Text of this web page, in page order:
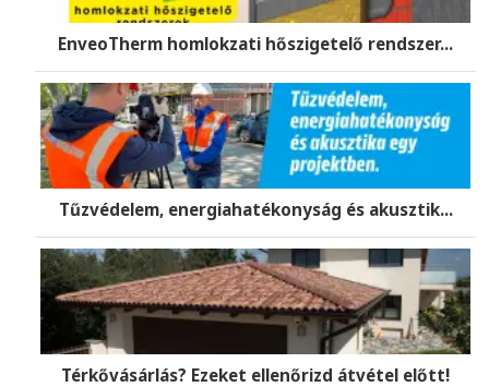
EnveoTherm homlokzati hőszigetelő rendszer...
Tűzvédelem, energiahatékonyság és akusztik...
Térkővásárlás? Ezeket ellenőrizd átvétel előtt!